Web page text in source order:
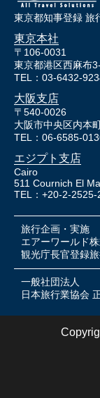
東京都知事登録 旅
東京本社
〒106-0031
東京都港区西麻布
TEL：03-6432-
大阪支店
〒540-0026
大阪市中央区内本
TEL：06-6585-
エジプト支店
Cairo
511 Cournich El
TEL：+20-2-
旅行企画・実施
エアーワールド
観光庁長官登録
一般社団法人
日本旅行業協会